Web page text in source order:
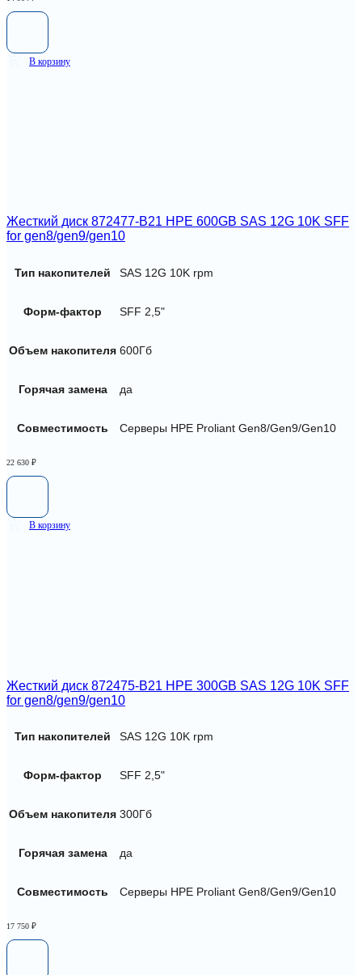
В корзину
Жесткий диск 872477-B21 HPE 600GB SAS 12G 10K SFF
for gen8/gen9/gen10
Тип накопителей SAS 12G 10K rpm
Форм-фактор SFF 2,5"
Объем накопителя 600Гб
Горячая замена да
Совместимость Серверы HPE Proliant Gen8/Gen9/Gen10
22 630 ₽
В корзину
Жесткий диск 872475-B21 HPE 300GB SAS 12G 10K SFF
for gen8/gen9/gen10
Тип накопителей SAS 12G 10K rpm
Форм-фактор SFF 2,5"
Объем накопителя 300Гб
Горячая замена да
Совместимость Серверы HPE Proliant Gen8/Gen9/Gen10
17 750 ₽